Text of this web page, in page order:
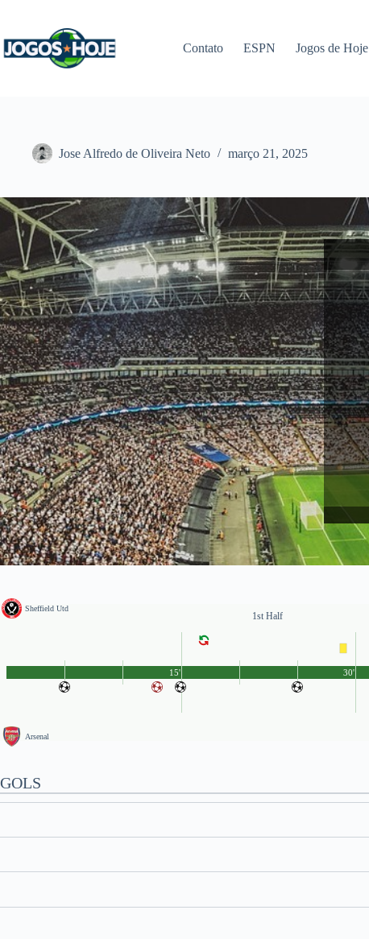
conteúdo
Contato ESPN Jogos de Hoje
Jose Alfredo de Oliveira Neto março 21, 2025
Sheffield Utd
1st Half
Arsenal
15' 30'
GOLS